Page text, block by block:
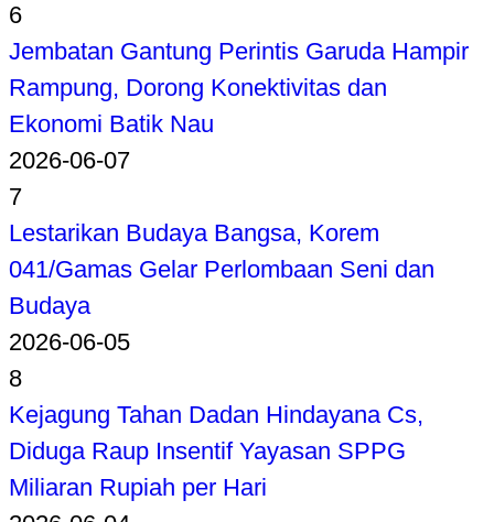
6
Jembatan Gantung Perintis Garuda Hampir
Rampung, Dorong Konektivitas dan
Ekonomi Batik Nau
2026-06-07
7
Lestarikan Budaya Bangsa, Korem
041/Gamas Gelar Perlombaan Seni dan
Budaya
2026-06-05
8
Kejagung Tahan Dadan Hindayana Cs,
Diduga Raup Insentif Yayasan SPPG
Miliaran Rupiah per Hari